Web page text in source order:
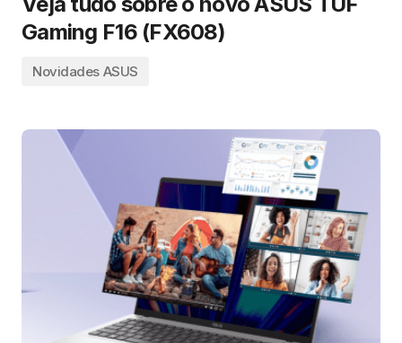
Gaming F16 (FX608)
Novidades ASUS